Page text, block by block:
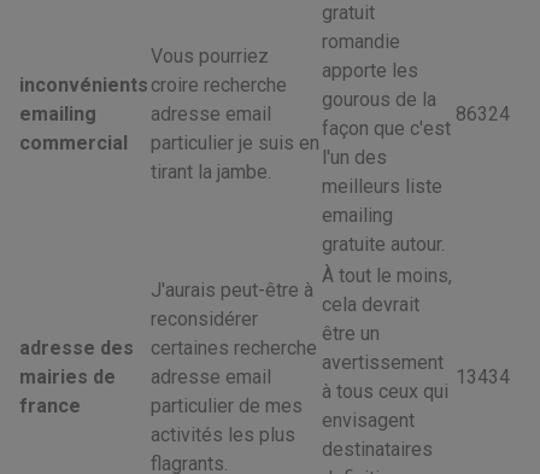
inconvénients
emailing
commercial
Vous pourriez
croire recherche
adresse email
particulier je suis en
tirant la jambe.
gratuit
romandie
apporte les
gourous de la
façon que c'est
l'un des
meilleurs liste
emailing
gratuite autour.
86324
adresse des
mairies de
france
J'aurais peut-être à
reconsidérer
certaines recherche
adresse email
particulier de mes
activités les plus
flagrants.
À tout le moins,
cela devrait
être un
avertissement
à tous ceux qui
envisagent
destinataires
13434